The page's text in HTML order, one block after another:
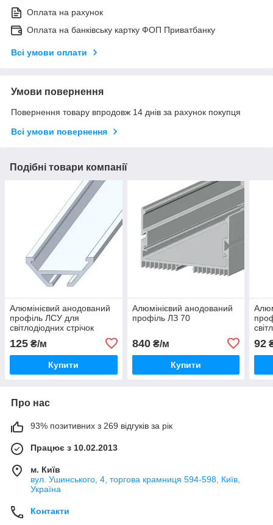
Оплата на рахунок
Оплата на банківську картку ФОП Приватбанку
Всі умови оплати
Умови повернення
Повернення товару впродовж 14 днів за рахунок покупця
Всі умови повернення
Подібні товари компанії
Алюмінієвий анодований
профіль ЛСУ для
світлодіодних стрічок
125 ₴/м
Купити
Алюмінієвий анодований
профіль ЛЗ 70
840₴/м
Купити
92
Про нас
93% позитивних з 269 відгуків за рік
Працює з 10.02.2013
м. Київ
вул. Ушинського, 4, торгова крамниця 594-598, Київ,
Україна
Контакти